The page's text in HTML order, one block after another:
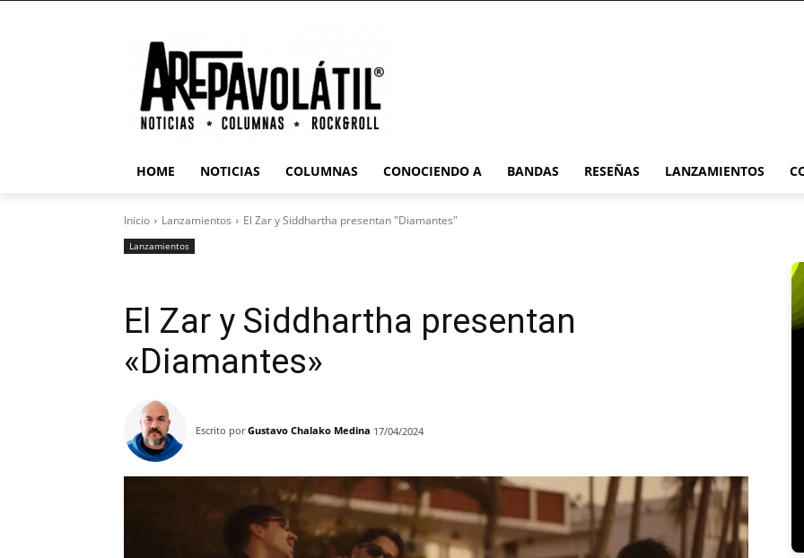
HOME NOTICIAS COLUMNAS CONOCIENDO A BANDAS RESEÑAS LANZAMIENTOS
Inicio Lanzamientos El Zar y Siddhartha presentan "Diamantes"
Lanzamientos
El Zar y Siddhartha presentan
«Diamantes»
Escrito por Gustavo Chalako Medina 17/04/2024